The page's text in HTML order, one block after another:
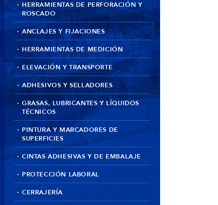
HERRAMIENTAS DE PERFORACIÓN Y
ROSCADO
ANCLAJES Y FIJACIONES
HERRAMIENTAS DE MEDICIÓN
ELEVACIÓN Y TRANSPORTE
ADHESIVOS Y SELLADORES
GRASAS, LUBRICANTES Y LÍQUIDOS
TÉCNICOS
PINTURA Y MARCADORES DE
SUPERFICIES
CINTAS ADHESIVAS Y DE EMBALAJE
PROTECCIÓN LABORAL
CERRAJERÍA